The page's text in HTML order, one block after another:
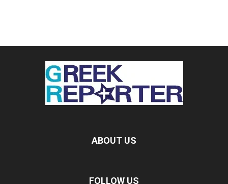
ABOUT US
FOLLOW US